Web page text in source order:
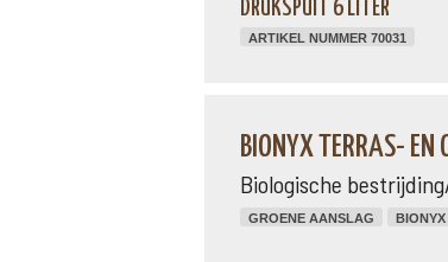
DRUKSPUIT 6 LITER
ARTIKEL NUMMER 70031
BIONYX TERRAS- EN
Biologische
GROENE AANSLAG BIONYX